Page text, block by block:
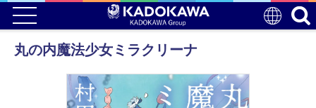
丸の内魔法少女ミラクリーナ